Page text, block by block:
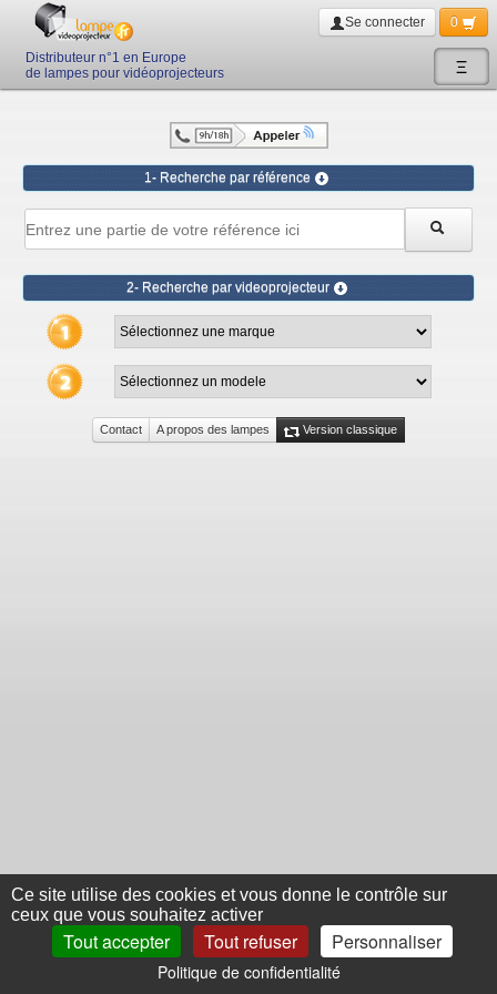
Ξ
Distributeur n°1 en Europe
de lampes pour vidéoprojecteurs
Se connecter 0
1- Recherche par référence
2- Recherche par videoprojecteur
Contact A propos des lampes Version classique
Ce site utilise des cookies et vous donne le contrôle sur
ceux que vous souhaitez activer
Tout accepter Tout refuser Personnaliser
Politique de confidentialité